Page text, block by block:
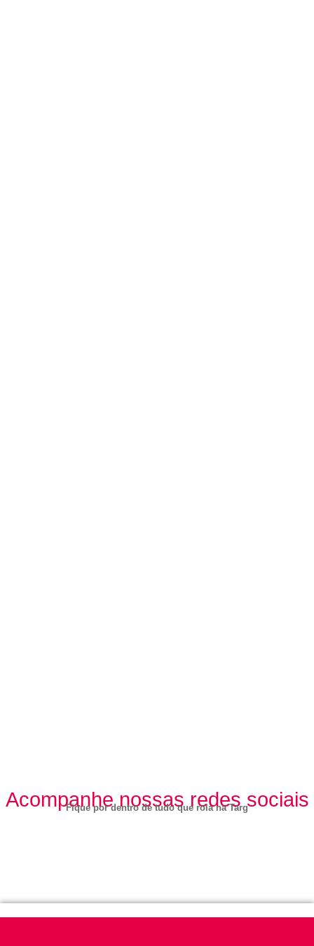
Acompanhe nossas redes sociais
Fique por dentro de tudo que rola na Targ